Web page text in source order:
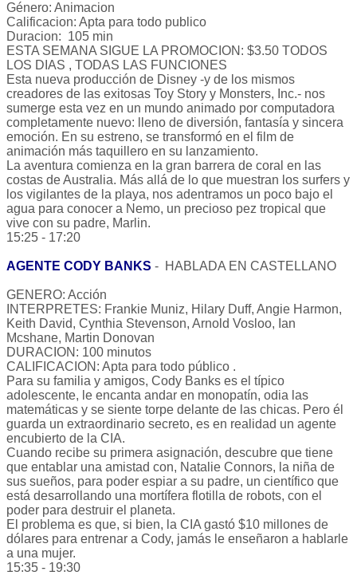
Género: Animacion
Calificacion: Apta para todo publico
Duracion: 105 min
ESTA SEMANA SIGUE LA PROMOCION: $3.50 TODOS
LOS DIAS , TODAS LAS FUNCIONES
Esta nueva producción de Disney -y de los mismos
creadores de las exitosas Toy Story y Monsters, Inc.- nos
sumerge esta vez en un mundo animado por computadora
completamente nuevo: lleno de diversión, fantasía y sincera
emoción. En su estreno, se transformó en el film de
animación más taquillero en su lanzamiento.
La aventura comienza en la gran barrera de coral en las
costas de Australia. Más allá de lo que muestran los surfers y
los vigilantes de la playa, nos adentramos un poco bajo el
agua para conocer a Nemo, un precioso pez tropical que
vive con su padre, Marlin.
15:25 - 17:20
AGENTE CODY BANKS - HABLADA EN CASTELLANO
GENERO: Acción
INTERPRETES: Frankie Muniz, Hilary Duff, Angie Harmon,
Keith David, Cynthia Stevenson, Arnold Vosloo, Ian
Mcshane, Martin Donovan
DURACION: 100 minutos
CALIFICACION: Apta para todo público .
Para su familia y amigos, Cody Banks es el típico
adolescente, le encanta andar en monopatín, odia las
matemáticas y se siente torpe delante de las chicas. Pero él
guarda un extraordinario secreto, es en realidad un agente
encubierto de la CIA.
Cuando recibe su primera asignación, descubre que tiene
que entablar una amistad con, Natalie Connors, la niña de
sus sueños, para poder espiar a su padre, un científico que
está desarrollando una mortífera flotilla de robots, con el
poder para destruir el planeta.
El problema es que, si bien, la CIA gastó $10 millones de
dólares para entrenar a Cody, jamás le enseñaron a hablarle
a una mujer.
15:35 - 19:30